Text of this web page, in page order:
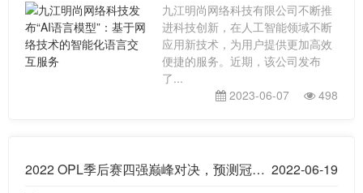
九江明尚网络科技有限公司不断推
进科技创新，在人工智能领域不断
应用新技术，为用户提供更加高效
便捷的服务。近期，该公司发布
了...
2023-06-07
498
2022-06-19
2022 OPL季后赛四强巅峰对决，预测冠军赢取极品外设！